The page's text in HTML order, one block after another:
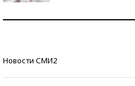
Новости СМИ2